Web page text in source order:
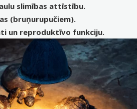
slimības attīstību.
(bruņurupučiem).
un reproduktīvo funkciju.